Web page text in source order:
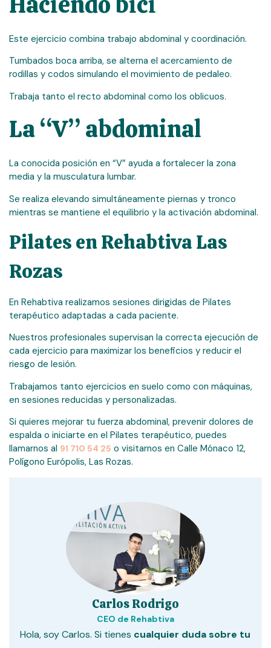
Este ejercicio combina trabajo abdominal y coordinación.
Tumbados boca arriba, se alterna el acercamiento de
rodillas y codos simulando el movimiento de pedaleo.
Trabaja tanto el recto abdominal como los oblicuos.
La “V” abdominal
La conocida posición en “V” ayuda a fortalecer la zona
media y la musculatura lumbar.
Se realiza elevando simultáneamente piernas y tronco
mientras se mantiene el equilibrio y la activación abdominal.
Pilates en Rehabtiva Las
Rozas
En Rehabtiva realizamos sesiones dirigidas de Pilates
terapéutico adaptadas a cada paciente.
Nuestros profesionales supervisan la correcta ejecución de
cada ejercicio para maximizar los beneficios y reducir el
riesgo de lesión.
Trabajamos tanto ejercicios en suelo como con máquinas,
en sesiones reducidas y personalizadas.
Si quieres mejorar tu fuerza abdominal, prevenir dolores de
espalda o iniciarte en el Pilates terapéutico, puedes
llamarnos al 91 710 54 25 o visitarnos en Calle Mónaco 12,
Polígono Európolis, Las Rozas.
Carlos Rodrigo
CEO de Rehabtiva
Hola, soy Carlos. Si tienes cualquier duda sobre tu